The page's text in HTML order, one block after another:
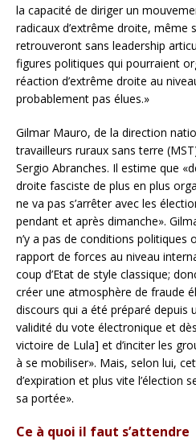
la capacité de diriger un
radicaux d’extrême droite, même
retrouveront sans leadership
figures politiques qui pourraient
réaction d’extrême droite au
probablement pas élues.»
Gilmar Mauro, de la direction
travailleurs ruraux sans terre
Sergio Abranches. Il estime que
droite fasciste de plus en plus
ne va pas s’arrêter avec les
pendant et après dimanche».
n’y a pas de conditions politiques
rapport de forces au niveau
coup d’Etat de style classique;
créer une atmosphère de fraude
discours qui a été préparé depuis
validité du vote électronique et
victoire de Lula] et d’inciter les
à se mobiliser». Mais, selon lui,
d’expiration et plus vite l’élection
sa portée».
Ce à quoi il faut s’attendre